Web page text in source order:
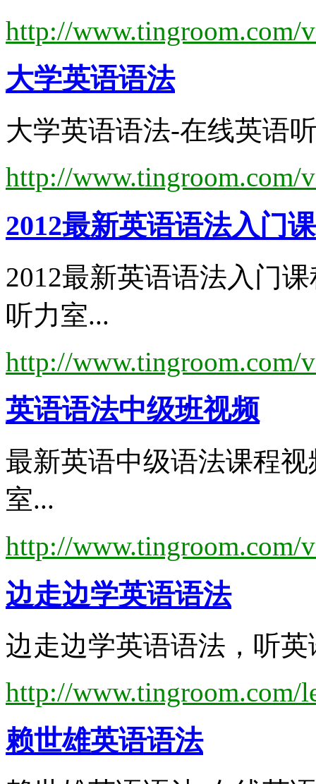
http://
大学英语语法
大学英语语法-在线英语
http://
2012最新英语语法入门
2012最新英语语法入门
听力室...
http://www.tingroom.com/
英语语法中级班视频
最新英语中级语法课程
室...
http://www.tingroom.com/
边走边学英语语法
边走边学英语语法，听
http://www.tingroom.com/
赖世雄英语语法